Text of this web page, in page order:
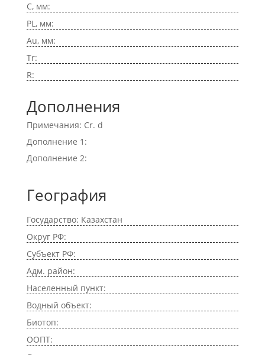
C, мм:
PL, мм:
Au, мм:
Tr:
R:
Дополнения
Примечания: Cr. d
Дополнение 1:
Дополнение 2:
География
Государство: Казахстан
Округ РФ:
Субъект РФ:
Адм. район:
Населенный пункт:
Водный объект:
Биотоп:
ООПТ: